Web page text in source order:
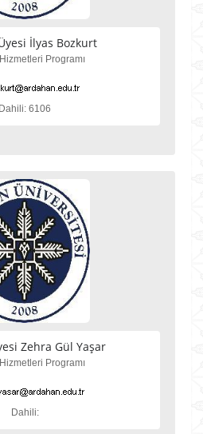
İlyas Bozkurt
Programı
Dahili: 6106
Zehra Gül Yaşar
Programı
Dahili: